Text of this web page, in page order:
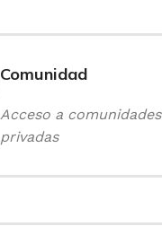
Comunidad
Acceso a comunidades
privadas